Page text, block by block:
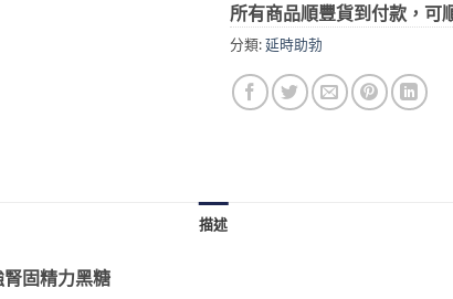
所有商品順豐貨到付款，可
分類:延時助勃
描述
固精力黑糖